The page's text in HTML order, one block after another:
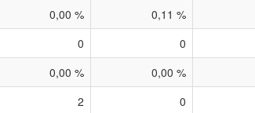
0,00 %
0,11 %
0 0
0,00 %
0,00 %
2 0